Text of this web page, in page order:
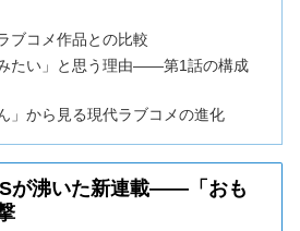
ブコメ作品との比較
たい」と思う理由——第1話の構成
」から見る現代ラブコメの進化
が沸いた新連載——「おも